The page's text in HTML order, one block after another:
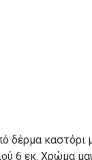
δέρμα καστόρι
6 εκ. Χρώμα